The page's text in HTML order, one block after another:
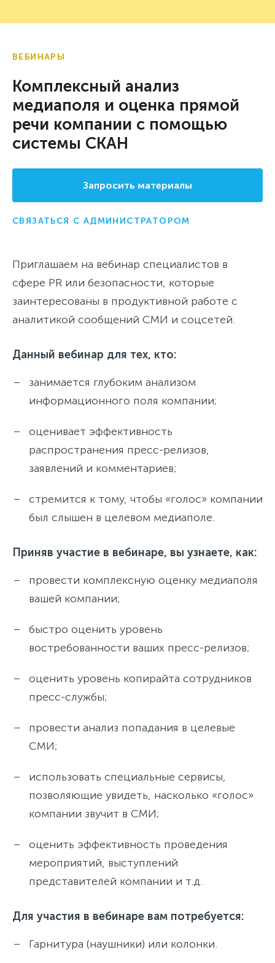
ВЕБИНАРЫ
Комплексный анализ
медиаполя и оценка прямой
речи компании с помощью
системы СКАН
Запросить материалы
СВЯЗАТЬСЯ С АДМИНИСТРАТОРОМ
Приглашаем на вебинар специалистов в
сфере PR или безопасности, которые
заинтересованы в продуктивной работе с
аналитикой сообщений СМИ и соцсетей.
Данный вебинар для тех, кто:
занимается глубоким анализом
информационного поля компании;
оценивает эффективность
распространения пресс-релизов,
заявлений и комментариев;
стремится к тому, чтобы «голос» компании
был слышен в целевом медиаполе.
Приняв участие в вебинаре, вы узнаете, как:
провести комплексную оценку медиаполя
вашей компании;
быстро оценить уровень
востребованности ваших пресс-релизов;
оценить уровень копирайта сотрудников
пресс-службы;
провести анализ попадания в целевые
СМИ;
использовать специальные сервисы,
позволяющие увидеть, насколько «голос»
компании звучит в СМИ;
оценить эффективность проведения
мероприятий, выступлений
представителей компании и т.д.
Для участия в вебинаре вам потребуется:
Гарнитура (наушники) или колонки.